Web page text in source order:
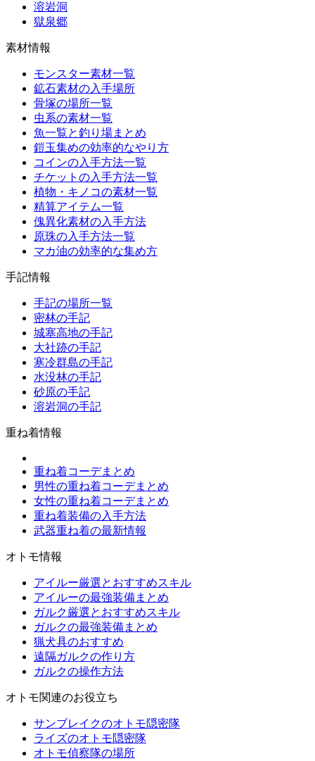
溶岩洞
獄泉郷
素材情報
モンスター素材一覧
鉱石素材の入手場所
骨塚の場所一覧
虫系の素材一覧
魚一覧と釣り場まとめ
鎧玉集めの効率的なやり方
コインの入手方法一覧
チケットの入手方法一覧
植物・キノコの素材一覧
精算アイテム一覧
傀異化素材の入手方法
原珠の入手方法一覧
マカ油の効率的な集め方
手記情報
手記の場所一覧
密林の手記
城塞高地の手記
大社跡の手記
寒冷群島の手記
水没林の手記
砂原の手記
溶岩洞の手記
重ね着情報
重ね着コーデまとめ
男性の重ね着コーデまとめ
女性の重ね着コーデまとめ
重ね着装備の入手方法
武器重ね着の最新情報
オトモ情報
アイルー厳選とおすすめスキル
アイルーの最強装備まとめ
ガルク厳選とおすすめスキル
ガルクの最強装備まとめ
猟犬具のおすすめ
遠隔ガルクの作り方
ガルクの操作方法
オトモ関連のお役立ち
サンブレイクのオトモ隠密隊
ライズのオトモ隠密隊
オトモ偵察隊の場所